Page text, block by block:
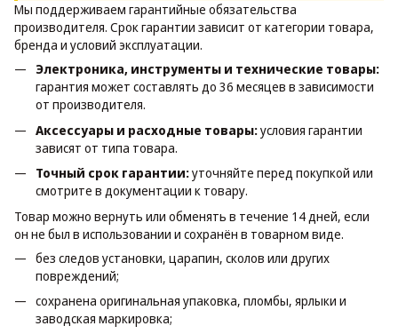
Мы поддерживаем гарантийные обязательства
производителя. Срок гарантии зависит от категории товара,
бренда и условий эксплуатации.
Электроника, инструменты и технические товары:
гарантия может составлять до 36 месяцев в зависимости
от производителя.
Аксессуары и расходные товары:условия гарантии
зависят от типа товара.
Точный срок гарантии:уточняйте перед покупкой или
смотрите в документации к товару.
Товар можно вернуть или обменять в течение 14 дней, если
он не был в использовании и сохранён в товарном виде.
без следов установки, царапин, сколов или других
повреждений;
сохранена оригинальная упаковка, пломбы, ярлыки и
заводская маркировка;